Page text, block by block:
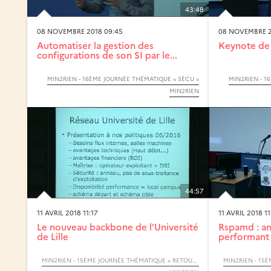
43:48
08 NOVEMBRE 2018 09:45
Automatiser la gestion des
configurations de son SI par le...
MIN2RIEN - 16ÈME JOURNÉE THÉMATIQUE « SÉCU »
MIN2RIEN
08 NOVEMBRE
Keynote de
MIN2RIEN -
44:57
11 AVRIL 2018 11:17
Le nouveau backbone de l’Université
de Lille
MIN2RIEN - 15ÈME JOURNÉE THÉMATIQUE « RETOURS D’EXPÉRIENCES »
11 AVRIL 2018
Rspamd :